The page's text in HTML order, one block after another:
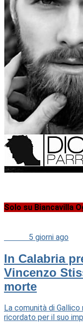
Solo su Biancavilla
5 giorni ago
In Calabria
Vincenzo
morte
La comunità di
ricordato per il suo